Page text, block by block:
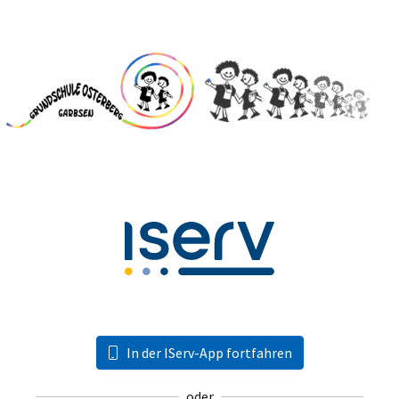
In der IServ-App fortfahren